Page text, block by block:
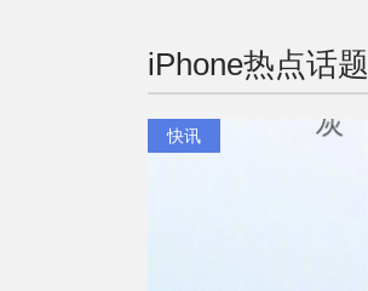
iPhone热点话题
快讯